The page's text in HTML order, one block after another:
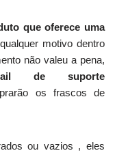
que oferece uma
motivo dentro
não valeu a pena,
de suporte
os frascos de
ou vazios , eles